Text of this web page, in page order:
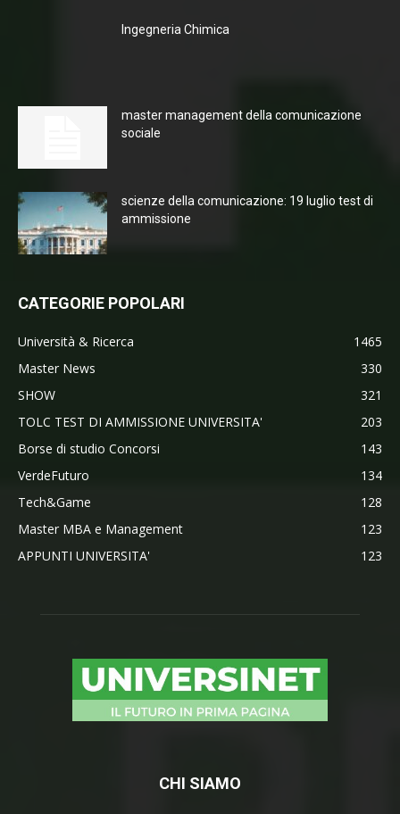
Ingegneria Chimica
master management della comunicazione
sociale
scienze della comunicazione: 19 luglio test di
ammissione
CATEGORIE POPOLARI
Università & Ricerca
1465
Master News
330
SHOW
321
TOLC TEST DI AMMISSIONE UNIVERSITA'
203
Borse di studio Concorsi
143
VerdeFuturo
134
Tech&Game
128
Master MBA e Management
123
APPUNTI UNIVERSITA'
123
CHI SIAMO